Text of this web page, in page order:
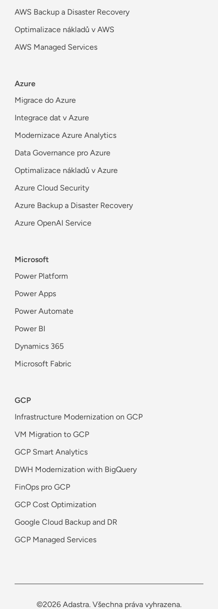
AWS Backup a Disaster Recovery
Optimalizace nákladů v AWS
AWS Managed Services
Azure
Migrace do Azure
Integrace dat v Azure
Modernizace Azure Analytics
Data Governance pro Azure
Optimalizace nákladů v Azure
Azure Cloud Security
Azure Backup a Disaster Recovery
Azure OpenAI Service
Microsoft
Power Platform
Power Apps
Power Automate
Power BI
Dynamics 365
Microsoft Fabric
GCP
Infrastructure Modernization on GCP
VM Migration to GCP
GCP Smart Analytics
DWH Modernization with BigQuery
FinOps pro GCP
GCP Cost Optimization
Google Cloud Backup and DR
GCP Managed Services
©2026 Adastra. Všechna práva vyhrazena.